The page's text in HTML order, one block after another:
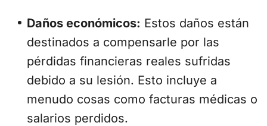
Daños económicos: Estos daños están
destinados a compensarle por las
pérdidas financieras reales sufridas
debido a su lesión. Esto incluye a
menudo cosas como facturas médicas o
salarios perdidos.